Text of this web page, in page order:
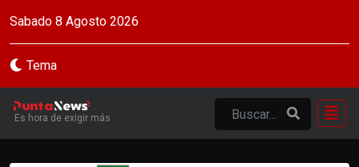
Sabado 8 Agosto 2026
Tema
Es hora de exigir más